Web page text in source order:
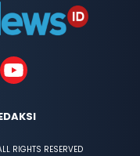
RIGHTS RESERVED